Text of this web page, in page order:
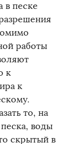
в песке
работы
к
к
то, на
воды
скрытый в